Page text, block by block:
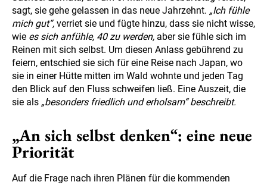
sagt, sie gehe gelassen in das neue Jahrzehnt. „Ich fühle
mich gut“, verriet sie und fügte hinzu, dass sie nicht wisse,
wie es sich anfühle, 40 zu werden, aber sie fühle sich im
Reinen mit sich selbst. Um diesen Anlass gebührend zu
feiern, entschied sie sich für eine Reise nach Japan, wo
sie in einer Hütte mitten im Wald wohnte und jeden Tag
den Blick auf den Fluss schweifen ließ. Eine Auszeit, die
sie als „besonders friedlich und erholsam“ beschreibt.
„An sich selbst denken“: eine neue
Priorität
Auf die Frage nach ihren Plänen für die kommenden